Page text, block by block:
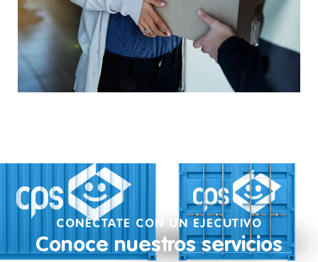
CONÉCTATE CON UN EJECUTIVO
Conoce nuestros servicios